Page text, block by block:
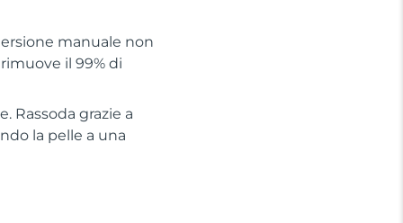
manuale non
il 99% di
Rassoda grazie a
la pelle a una